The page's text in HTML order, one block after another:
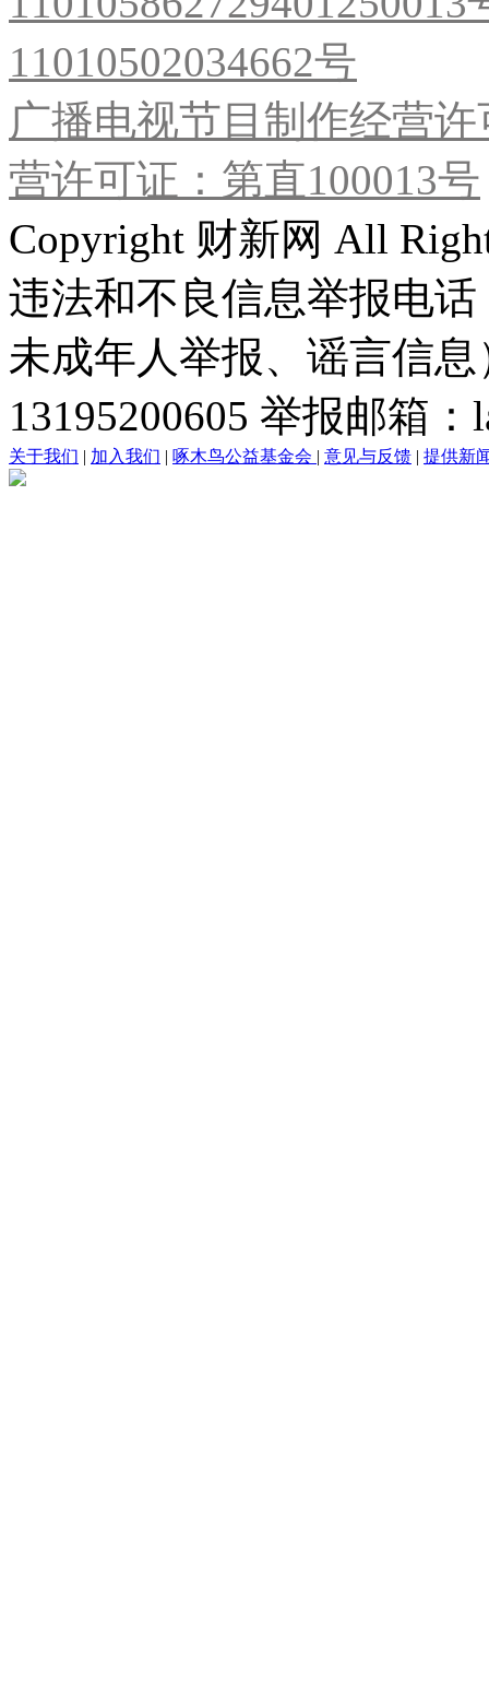
11010502034662号
广播电视节目制作经营
营许可证：第直100013号
Copyright 财新网 All
违法和不良信息举报电
未成年人举报、谣言信
13195200605 举报邮箱
关于我们 | 加入我们 | 啄木鸟公益基金会 | 意见与反馈 | 提供新